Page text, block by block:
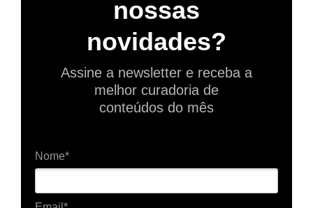
nossas
novidades?
Assine a newsletter e receba a
melhor curadoria de
conteúdos do mês
Nome*